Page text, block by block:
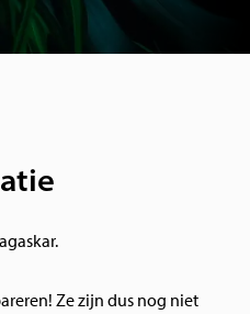
Ze zijn dus nog niet